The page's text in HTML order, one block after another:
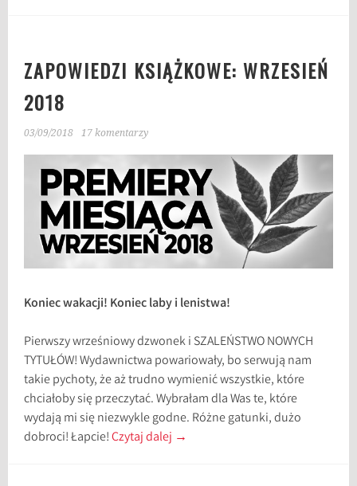
ZAPOWIEDZI KSIĄŻKOWE: WRZESIEŃ
2018
03/09/2018 17 komentarzy
Koniec wakacji! Koniec laby i lenistwa!
Pierwszy wrześniowy dzwonek i SZALEŃSTWO NOWYCH
TYTUŁÓW! Wydawnictwa powariowały, bo serwują nam
takie pychoty, że aż trudno wymienić wszystkie, które
chciałoby się przeczytać. Wybrałam dla Was te, które
wydają mi się niezwykle godne. Różne gatunki, dużo
dobroci! Łapcie!Czytaj dalej →